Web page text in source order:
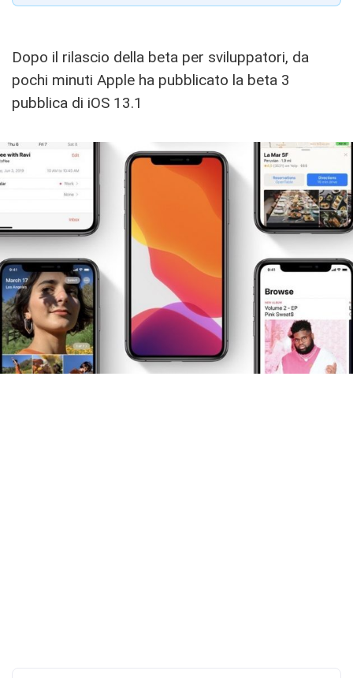
Dopo il rilascio della beta per sviluppatori, da
pochi minuti Apple ha pubblicato la beta 3
pubblica di iOS 13.1